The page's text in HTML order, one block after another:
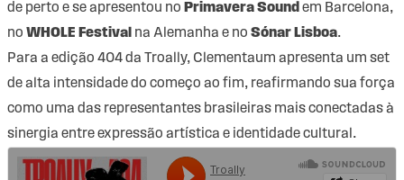
de perto e se apresentou no Primavera Sound em Barcelona,
no WHOLE Festival na Alemanha e no Sónar Lisboa.
Para a edição 404 da Troally, Clementaum apresenta um set
de alta intensidade do começo ao fim, reafirmando sua força
como uma das representantes brasileiras mais conectadas à
sinergia entre expressão artística e identidade cultural.